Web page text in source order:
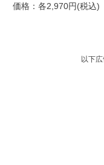
価格：各2,970円(税込)
以下